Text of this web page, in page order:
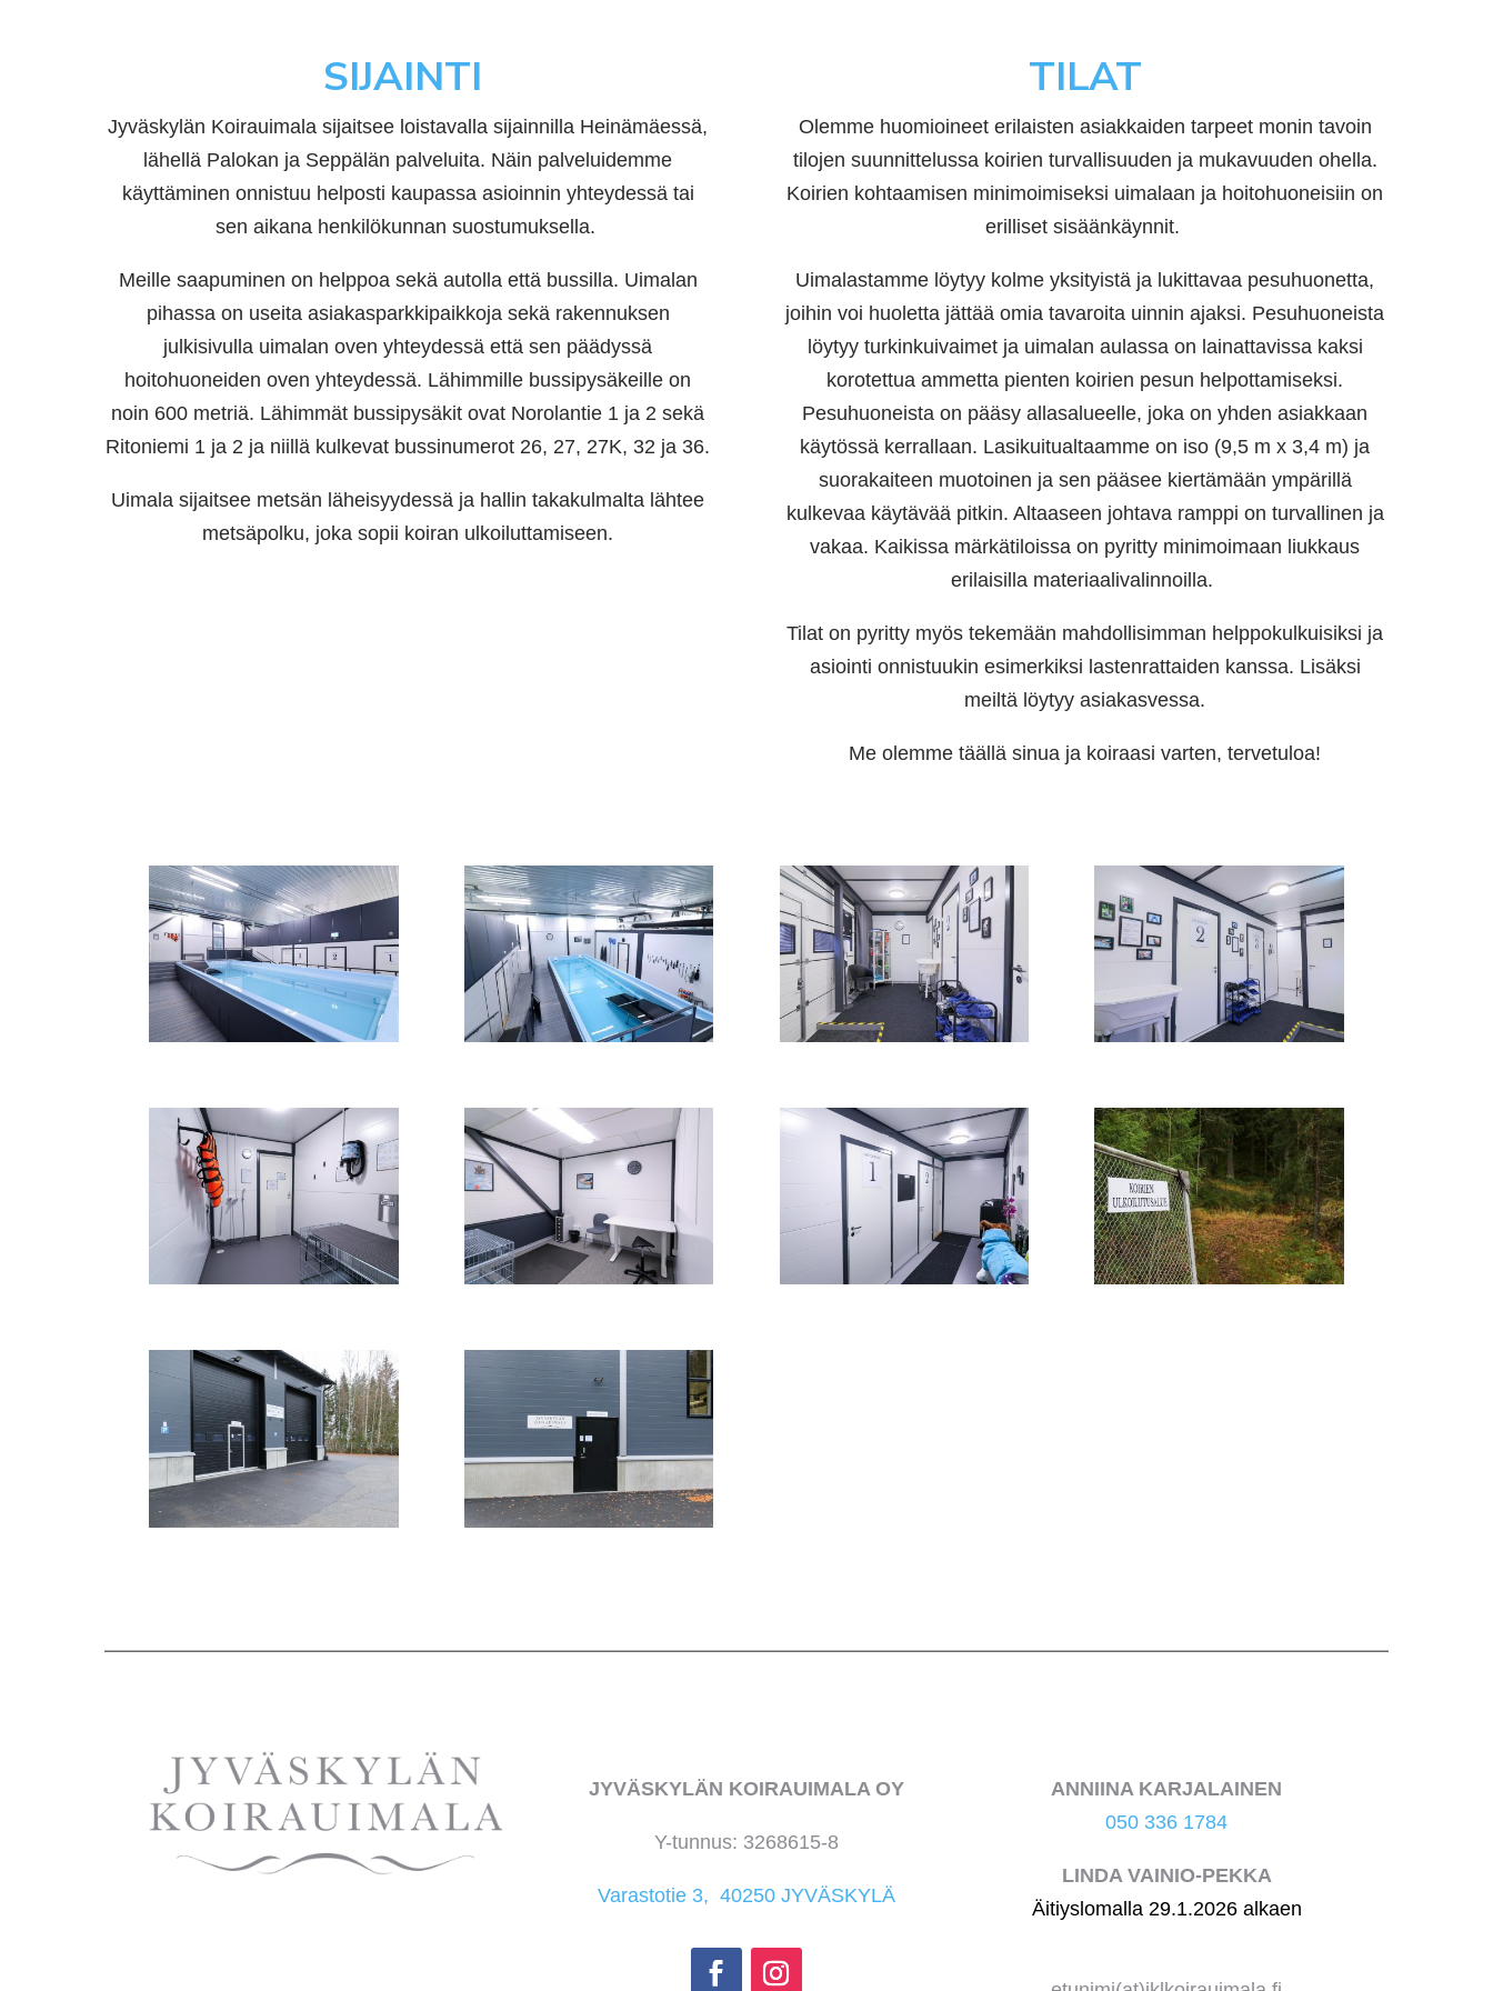
SIJAINTI
Jyväskylän Koirauimala sijaitsee loistavalla sijainnilla Heinämäessä,
lähellä Palokan ja Seppälän palveluita. Näin palveluidemme
käyttäminen onnistuu helposti kaupassa asioinnin yhteydessä tai
sen aikana henkilökunnan suostumuksella.
Meille saapuminen on helppoa sekä autolla että bussilla. Uimalan
pihassa on useita asiakasparkkipaikkoja sekä rakennuksen
julkisivulla uimalan oven yhteydessä että sen päädyssä
hoitohuoneiden oven yhteydessä. Lähimmille bussipysäkeille on
noin 600 metriä. Lähimmät bussipysäkit ovat Norolantie 1 ja 2 sekä
Ritoniemi 1 ja 2 ja niillä kulkevat bussinumerot 26, 27, 27K, 32 ja 36.
Uimala sijaitsee metsän läheisyydessä ja hallin takakulmalta lähtee
metsäpolku, joka sopii koiran ulkoiluttamiseen.
TILAT
Olemme huomioineet erilaisten asiakkaiden tarpeet monin tavoin
tilojen suunnittelussa koirien turvallisuuden ja mukavuuden ohella.
Koirien kohtaamisen minimoimiseksi uimalaan ja hoitohuoneisiin on
erilliset sisäänkäynnit.
Uimalastamme löytyy kolme yksityistä ja lukittavaa pesuhuonetta,
joihin voi huoletta jättää omia tavaroita uinnin ajaksi. Pesuhuoneista
löytyy turkinkuivaimet ja uimalan aulassa on lainattavissa kaksi
korotettua ammetta pienten koirien pesun helpottamiseksi.
Pesuhuoneista on pääsy allasalueelle, joka on yhden asiakkaan
käytössä kerrallaan. Lasikuitualtaamme on iso (9,5 m x 3,4 m) ja
suorakaiteen muotoinen ja sen pääsee kiertämään ympärillä
kulkevaa käytävää pitkin. Altaaseen johtava ramppi on turvallinen ja
vakaa. Kaikissa märkätiloissa on pyritty minimoimaan liukkaus
erilaisilla materiaalivalinnoilla.
Tilat on pyritty myös tekemään mahdollisimman helppokulkuisiksi ja
asiointi onnistuukin esimerkiksi lastenrattaiden kanssa. Lisäksi
meiltä löytyy asiakasvessa.
Me olemme täällä sinua ja koiraasi varten, tervetuloa!
JYVÄSKYLÄN KOIRAUIMALA OY
Y-tunnus: 3268615-8
Varastotie 3, 40250 JYVÄSKYLÄ
ANNIINA KARJALAINEN
050 336 1784
LINDA VAINIO-PEKKA
Äitiyslomalla 29.1.2026 alkaen